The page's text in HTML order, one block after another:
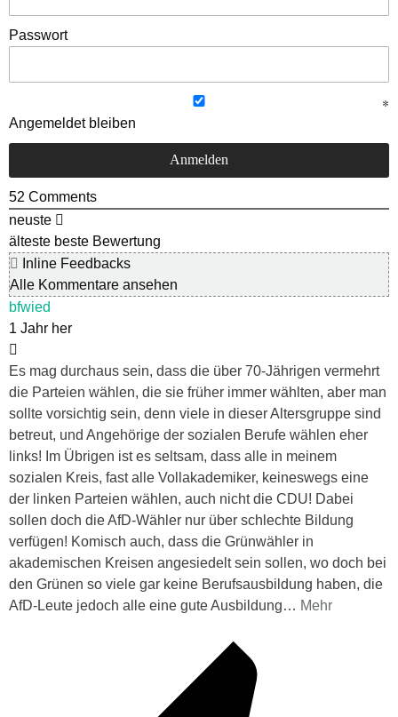
Passwort
Angemeldet bleiben
52 Comments
neuste
älteste beste Bewertung
Inline Feedbacks
Alle Kommentare ansehen
bfwied
1 Jahr her
Es mag durchaus sein, dass die über 70-Jährigen vermehrt
die Parteien wählen, die sie früher immer wählten, aber man
sollte vorsichtig sein, denn viele in dieser Altersgruppe sind
betreut, und Angehörige der sozialen Berufe wählen eher
links! Im Übrigen ist es seltsam, dass alle in meinem
sozialen Kreis, fast alle Vollakademiker, keineswegs eine
der linken Parteien wählen, auch nicht die CDU! Dabei
sollen doch die AfD-Wähler nur über schlechte Bildung
verfügen! Komisch auch, dass die Grünwähler in
akademischen Kreisen angesiedelt sein sollen, wo doch bei
den Grünen so viele gar keine Berufsausbildung haben, die
AfD-Leute jedoch alle eine gute Ausbildung… Mehr